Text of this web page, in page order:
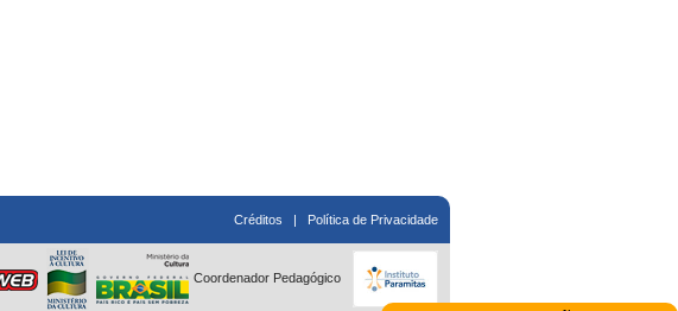
Créditos | Política de Privacidade
Coordenador Pedagógico